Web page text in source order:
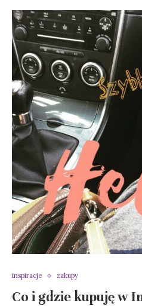
inspiracje zakupy
Co i gdzie kupuję w